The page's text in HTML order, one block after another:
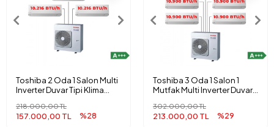
Toshiba 2 Oda 1 Salon Multi
Inverter Duvar Tipi Klima
157.000,00 TL
218.000,00 TL
%28
Toshiba 3 Oda 1 Salon 1
Mutfak Multi Inverter Duvar
213.000,00 TL
302.000,00 TL
%29